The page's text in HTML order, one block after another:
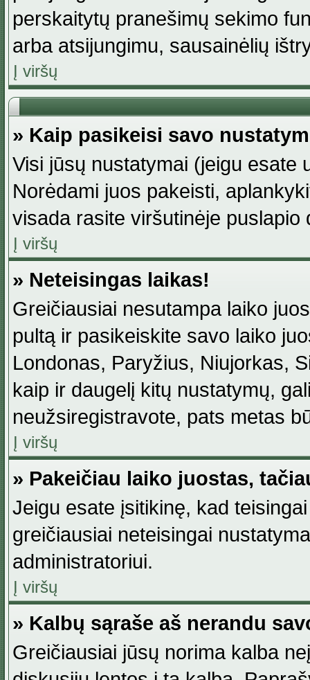
perskaitytų pranešimų sekimo
arba atsijungimu, sausainėlių
Į viršų
» Kaip pasikeisi savo
Visi jūsų nustatymai (jeigu esate
Norėdami juos pakeisti,
visada rasite viršutinėje
Į viršų
» Neteisingas laikas!
Greičiausiai nesutampa laiko
pultą ir pasikeiskite savo laiko
Londonas, Paryžius, Niujorkas,
kaip ir daugelį kitų nustatymų,
neužsiregistravote, pats metas
Į viršų
» Pakeičiau laiko juostas,
Jeigu esate įsitikinę, kad
greičiausiai neteisingai
administratoriui.
Į viršų
» Kalbų sąraše aš nerandu
Greičiausiai jūsų norima kalba